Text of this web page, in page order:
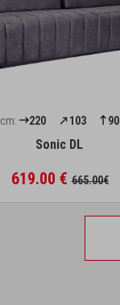
cm: 220 103 90
Sonic DL
619.00 €665.00€